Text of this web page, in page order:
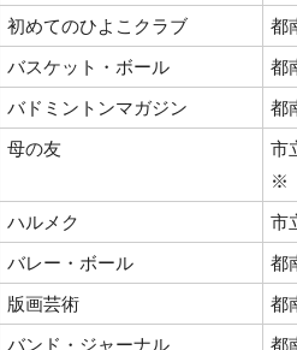
初めてのひよこクラブ
都
バスケット・ボール
都
バドミントンマガジン
都
母の友
市
※
ハルメク
市
バレー・ボール
都
版画芸術
都
バンド・ジャーナル
都